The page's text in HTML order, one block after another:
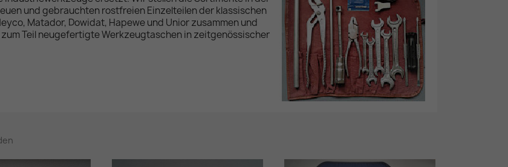
und gebrauchten rostfreien Einzelteilen der klassischen
Matador, Dowidat, Hapewe und Unior zusammen und
Teil neugefertigte Werkzeugtaschen in zeitgenössischer